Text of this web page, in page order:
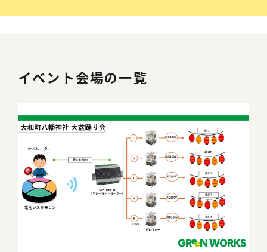
イベント会場の一覧